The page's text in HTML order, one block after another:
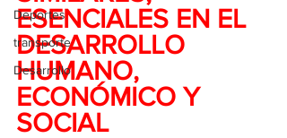
Deportes
transporte
Desarrollo
ESENCIALES EN EL
DESARROLLO
HUMANO,
ECONÓMICO Y
SOCIAL